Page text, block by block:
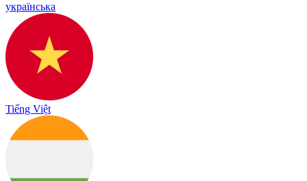
українська
Tiếng Việt